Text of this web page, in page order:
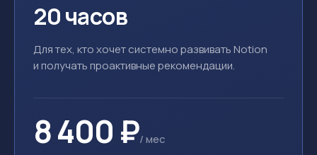
20 часов
Для тех, кто хочет системно развивать Notion
и получать проактивные рекомендации.
8 400 ₽/ мес